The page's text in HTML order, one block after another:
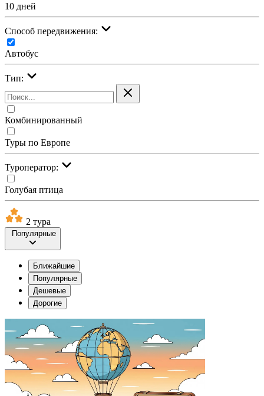
10 дней
Cпособ передвижения:
Автобус
Тип:
Комбинированный
Туры по Европе
Туроператор:
Голубая птица
2 тура
Популярные
Ближайшие
Популярные
Дешевые
Дорогие